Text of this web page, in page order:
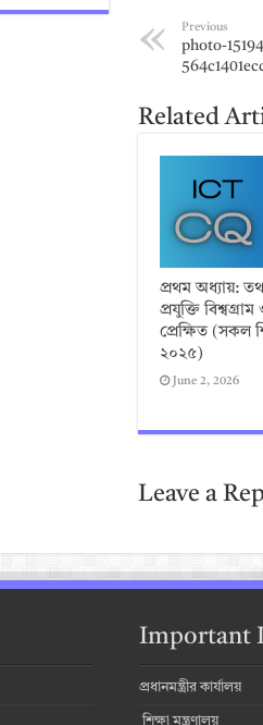
Previous
photo-
Related
প্রথম অধ্যায়:
প্রযুক্তি
প্রেক্ষিত (সকল
২০২৫)
June 2, 2026
Leave a
Important
প্রধানমন্ত্রীর কার্যালয়
শিক্ষা মন্ত্রণালয়